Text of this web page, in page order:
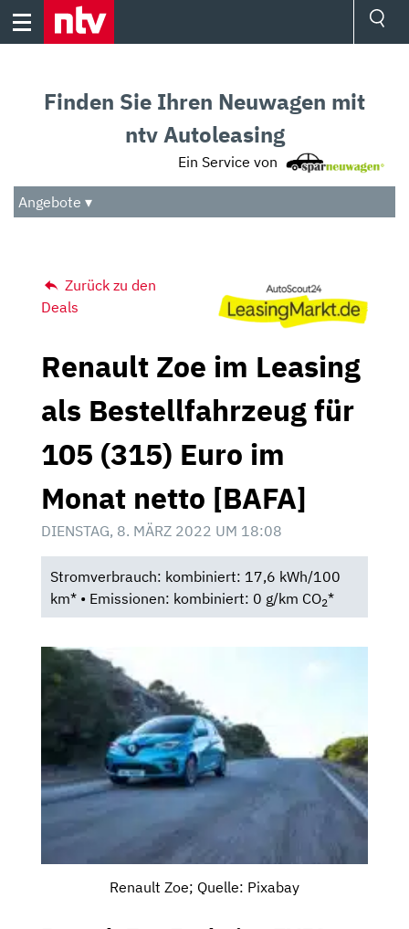
Skip
Audio
Das Beste
Finden Sie Ihren Neuwagen mit
ntv Autoleasing
Ein Service von
Angebote ▾
Zurück zu den
Deals
Renault Zoe im Leasing
als Bestellfahrzeug für
105 (315) Euro im
Monat netto [BAFA]
DIENSTAG, 8. MÄRZ 2022 UM 18:08
Stromverbrauch: kombiniert: 17,6 kWh/100
km* • Emissionen: kombiniert: 0 g/km CO2*
Renault Zoe; Quelle: Pixabay